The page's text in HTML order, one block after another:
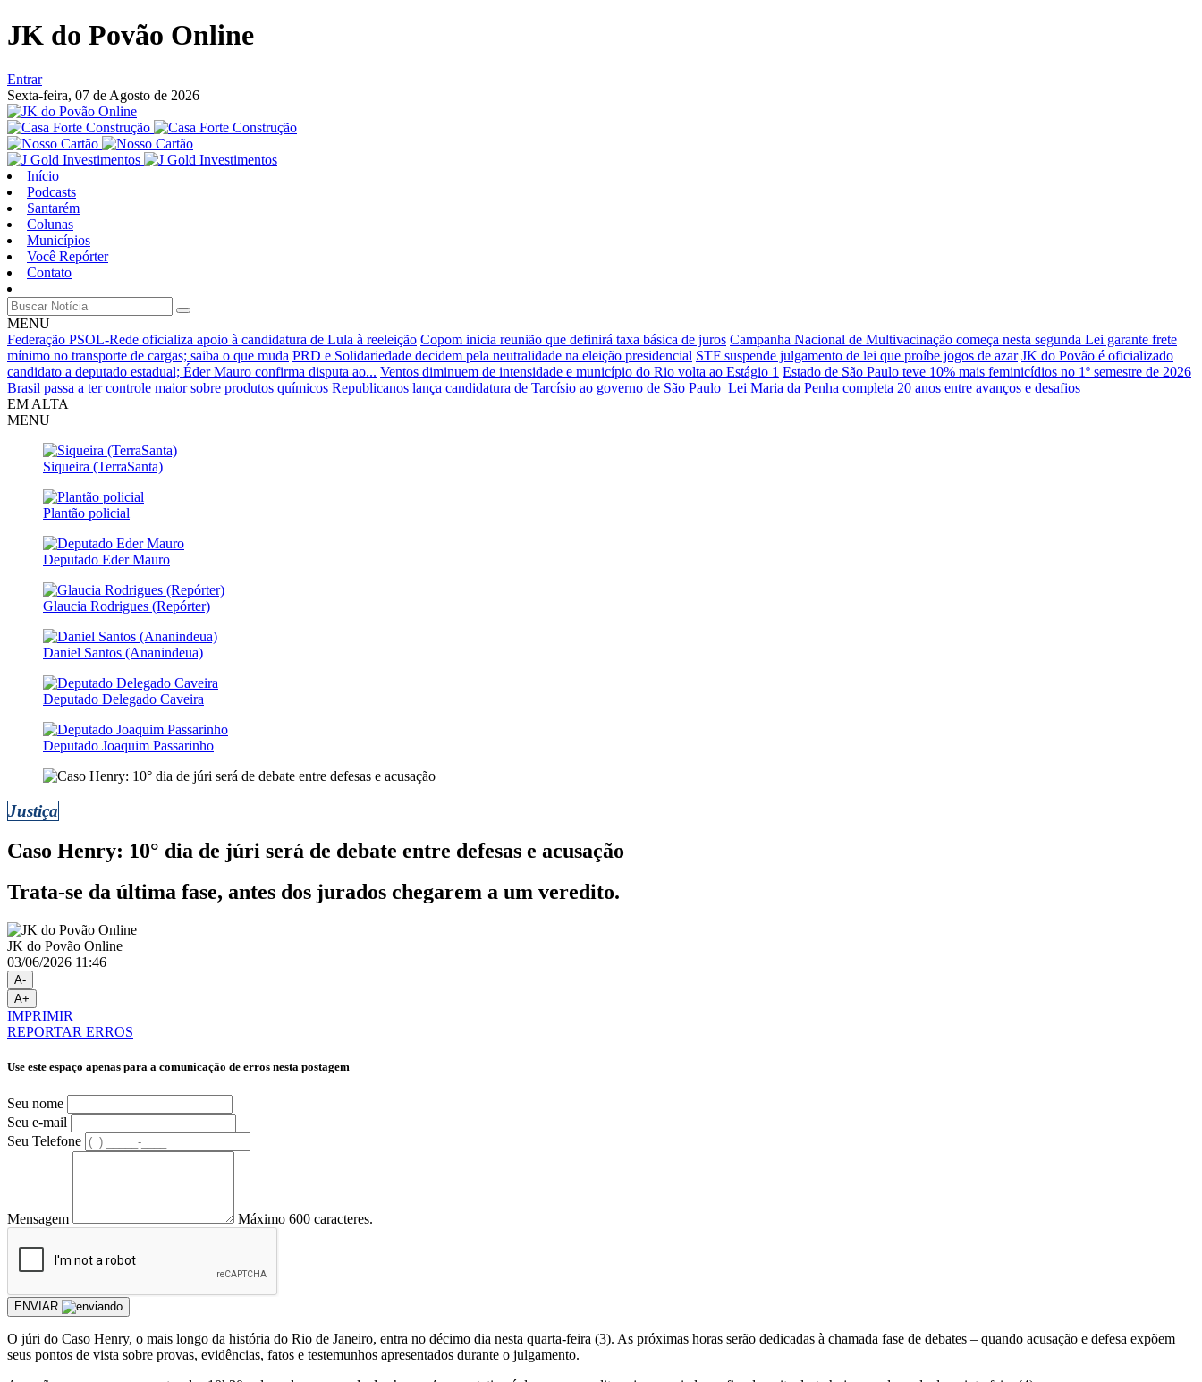
JK do Povão Online
Entrar
Sexta-feira, 07 de Agosto de 2026
Início
Podcasts
Santarém
Colunas
Municípios
Você Repórter
Contato
MENU
Federação PSOL-Rede oficializa apoio à candidatura de Lula à reeleição Copom inicia reunião que definirá taxa básica de juros Campanha Nacional de Multivacinação começa nesta segunda Lei garante frete
mínimo no transporte de cargas; saiba o que muda PRD e Solidariedade decidem pela neutralidade na eleição presidencial STF suspende julgamento de lei que proíbe jogos de azar JK do Povão é oficializado
candidato a deputado estadual; Éder Mauro confirma disputa ao... Ventos diminuem de intensidade e município do Rio volta ao Estágio 1 Estado de São Paulo teve 10% mais feminicídios no 1º semestre de 2026
Brasil passa a ter controle maior sobre produtos químicos Republicanos lança candidatura de Tarcísio ao governo de São Paulo Lei Maria da Penha completa 20 anos entre avanços e desafios
EM ALTA
MENU
Siqueira (TerraSanta)
Plantão policial
Deputado Eder Mauro
Glaucia Rodrigues (Repórter)
Daniel Santos (Ananindeua)
Deputado Delegado Caveira
Deputado Joaquim Passarinho
Justiça
Caso Henry: 10° dia de júri será de debate entre defesas e acusação
Trata-se da última fase, antes dos jurados chegarem a um veredito.
JK do Povão Online
03/06/2026 11:46
A-
A+
IMPRIMIR
REPORTAR ERROS
Use este espaço apenas para a comunicação de erros nesta postagem
Seu nome
Seu e-mail
Seu Telefone
Mensagem Máximo 600 caracteres.
ENVIAR
O júri do Caso Henry, o mais longo da história do Rio de Janeiro, entra no décimo dia nesta quarta-feira (3). As próximas horas serão dedicadas à chamada fase de debates – quando acusação e defesa expõem
seus pontos de vista sobre provas, evidências, fatos e testemunhos apresentados durante o julgamento.